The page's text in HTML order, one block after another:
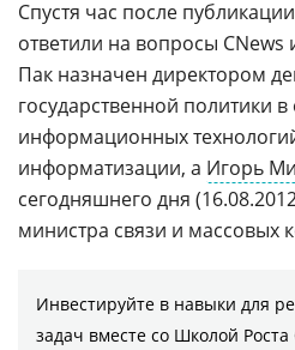
Спустя час после
ответили на вопросы CNews
Пак назначен директором
государственной политики в
информационных
информатизации, а Игорь
сегодняшнего дня
министра связи и массовых
Инвестируйте в навыки для
задач вместе со Школой Роста